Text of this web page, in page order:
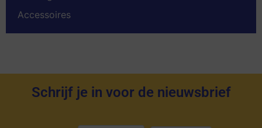
Accessoires
Schrijf je in voor de nieuwsbrief